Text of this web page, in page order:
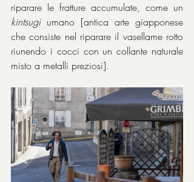
kintsugi umano [antica arte giapponese
che consiste nel riparare il vasellame rotto
riunendo i cocci con un collante naturale
misto a metalli preziosi].